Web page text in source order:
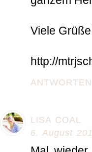
Viele
http://
ANTWORTEN
LISA COAL
6. August